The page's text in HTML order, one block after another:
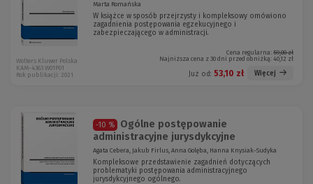
Marta Romańska
W książce w sposób przejrzysty i kompleksowy omówiono
zagadnienia postępowania egzekucyjnego i
zabezpieczającego w administracji.
Cena regularna: 59,00 zł
Najniższa cena z 30 dni przed obniżką: 40,12 zł
Już od: 53,10 zł Więcej
Wolters Kluwer Polska
KAM-4363 W01P01
Rok publikacji: 2021
-10 %
Ogólne postępowanie
administracyjne jurysdykcyjne
Agata Cebera, Jakub Firlus, Anna Golęba, Hanna Knysiak-Sudyka
Kompleksowe przedstawienie zagadnień dotyczących
problematyki postępowania administracyjnego
jurysdykcyjnego ogólnego.